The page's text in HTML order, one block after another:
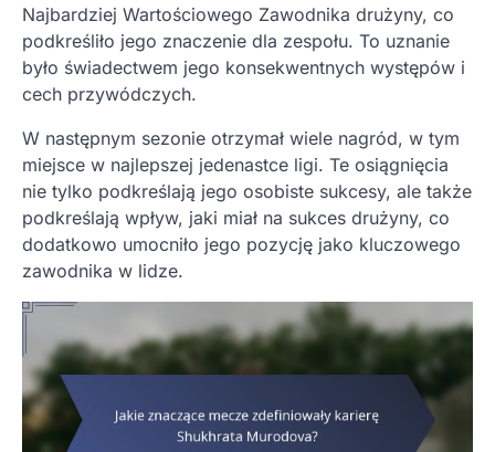
Najbardziej Wartościowego Zawodnika drużyny, co
podkreśliło jego znaczenie dla zespołu. To uznanie
było świadectwem jego konsekwentnych występów i
cech przywódczych.
W następnym sezonie otrzymał wiele nagród, w tym
miejsce w najlepszej jedenastce ligi. Te osiągnięcia
nie tylko podkreślają jego osobiste sukcesy, ale także
podkreślają wpływ, jaki miał na sukces drużyny, co
dodatkowo umocniło jego pozycję jako kluczowego
zawodnika w lidze.